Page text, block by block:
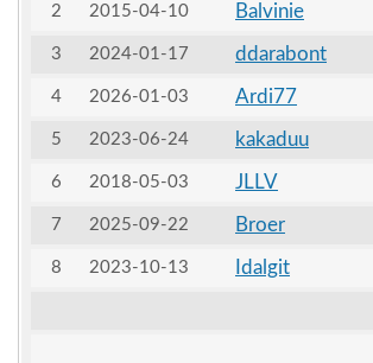
2 2015-04-10 Balvinie
3 2024-01-17 ddarabont
4 2026-01-03 Ardi77
5 2023-06-24 kakaduu
6 2018-05-03 JLLV
7 2025-09-22 Broer
8 2023-10-13 Idalgit